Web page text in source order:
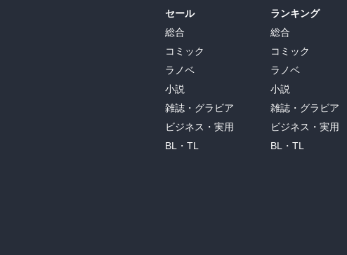
セール
総合
コミック
ラノベ
小説
雑誌・グラビア
ビジネス・実用
BL・TL
ランキング
総合
コミック
ラノベ
小説
雑誌・グラビア
ビジネス・実用
BL・TL